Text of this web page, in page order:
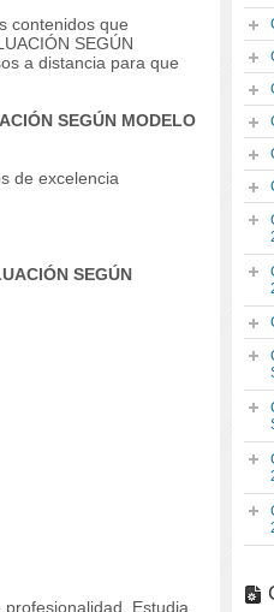
contenidos que
SEGÚN
a distancia para que
SEGÚN MODELO
de excelencia
SEGÚN
Estudia